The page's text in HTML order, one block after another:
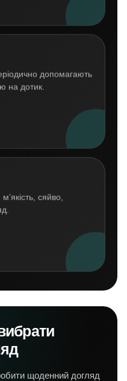
допомагають
на дотик.
сяйво,
щоденний догляд